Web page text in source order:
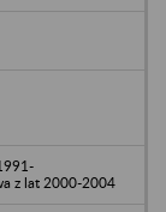
z lat 2000-2004